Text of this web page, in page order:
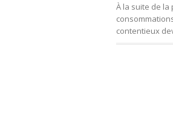
À la suite de la
contentieux